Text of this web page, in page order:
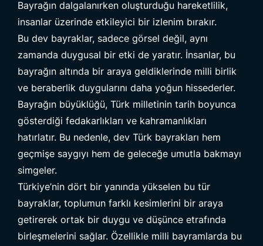
Bayrağın dalgalanırken oluşturduğu hareketlilik,
insanlar üzerinde etkileyici bir izlenim bırakır.
Bu dev bayraklar, sadece görsel değil, aynı
zamanda duygusal bir etki de yaratır. İnsanlar, bu
bayrağın altında bir araya geldiklerinde milli birlik
ve beraberlik duygularını daha yoğun hissederler.
Bayrağın büyüklüğü, Türk milletinin tarih boyunca
gösterdiği fedakarlıkları ve kahramanlıkları
hatırlatır. Bu nedenle, dev Türk bayrakları hem
geçmişe saygıyı hem de geleceğe umutla bakmayı
simgeler.
Türkiye’nin dört bir yanında yükselen bu tür
bayraklar, toplumun farklı kesimlerini bir araya
getirerek ortak bir duygu ve düşünce etrafında
birleşmelerini sağlar. Özellikle milli bayramlarda bu